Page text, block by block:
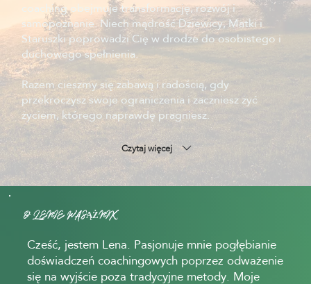
coaching obejmuje transformację, rozwój i
samopoznanie. Niech mądrość Dziewicy, Matki i
Staruszki poprowadzi Cię w drodze do osobistego i
duchowego spełnienia.
Razem cieszmy się zabawą i radością, gdy
przekroczysz swoje ograniczenia i zaczniesz żyć
życiem, którego naprawdę pragniesz.
Czytaj więcej
O LENIE WASĄŻNIK
Cześć, jestem Lena. Pasjonuje mnie pogłębianie
doświadczeń coachingowych poprzez odważenie
się na wyjście poza tradycyjne metody. Moje